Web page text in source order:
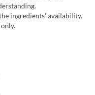
ingredients' availability.